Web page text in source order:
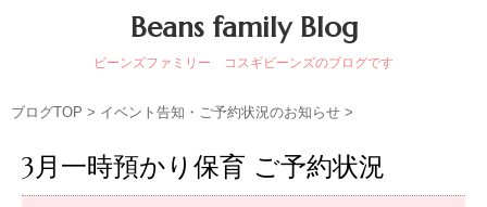
Beans family Blog
ビーンズファミリー コスギビーンズのブログです
ブログTOP > イベント告知・ご予約状況のお知らせ >
3月一時預かり保育 ご予約状況